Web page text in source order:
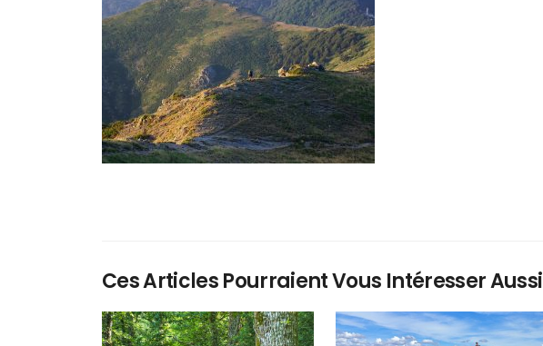
Ces Articles Pourraient Vous Intéresser Aussi